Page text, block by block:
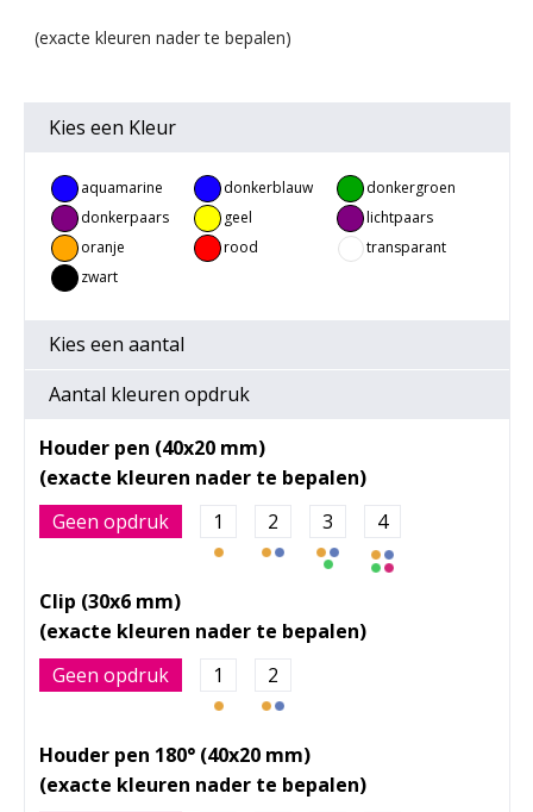
Kies een Kleur
aquamarine donkerblauw
donkergroen
donkerpaars
geel
lichtpaars
oranje
rood
transparant
zwart
Kies een aantal
Aantal kleuren opdruk
Houder pen (40x20 mm)
Geen opdruk 1 2 3 4
Clip (30x6 mm)
Geen opdruk 1 2
Houder pen 180° (40x20 mm)